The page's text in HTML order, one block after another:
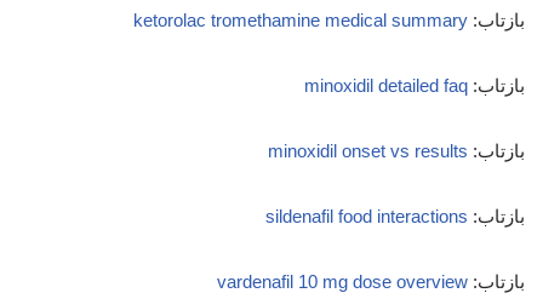
بازتاب: ketorolac tromethamine medical summary
بازتاب: minoxidil detailed faq
بازتاب: minoxidil onset vs results
بازتاب: sildenafil food interactions
بازتاب: vardenafil 10 mg dose overview